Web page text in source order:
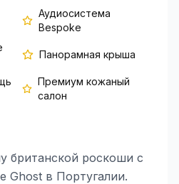
Аудиосистема
Bespoke
Панорамная крыша
Премиум кожаный
салон
британской роскоши с
Ghost в Португалии.